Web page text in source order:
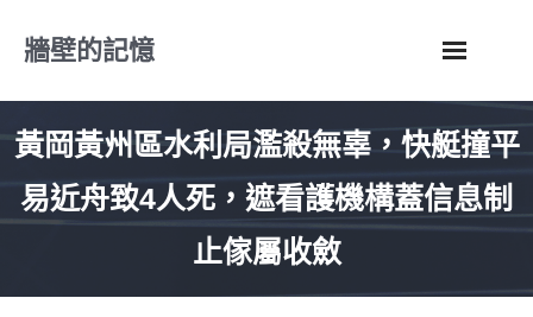
牆壁的記憶
黃岡黃州區水利局濫殺無辜，快艇撞平
易近舟致4人死，遮看護機構蓋信息制
止傢屬收斂